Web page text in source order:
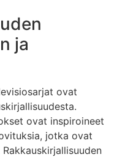
ja
ovat
ovat inspiroineet
jotka ovat